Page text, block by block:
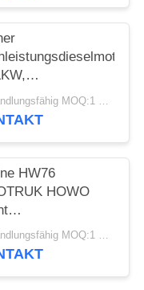
halb Lkw-Motor
Verhandlungsfähig MOQ:1 EINHEIT
HW76
HOWO
und
sich vom
Verhandlungsfähig MOQ:1 EINHEIT